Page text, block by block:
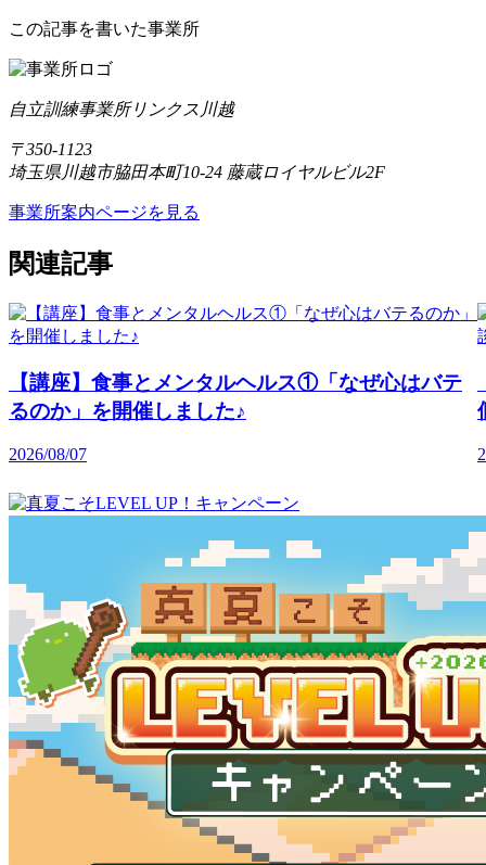
この記事を書いた事業所
自立訓練事業所リンクス川越
〒350-1123
埼玉県川越市脇田本町10-24 藤蔵ロイヤルビル2F
事業所案内ページを見る
関連記事
【講座】食事とメンタルヘルス①「なぜ心はバテ
るのか」を開催しました♪
2026/08/07